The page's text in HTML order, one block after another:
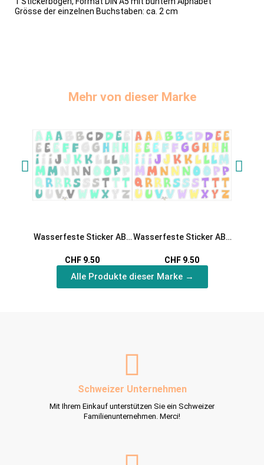
Grösse der einzelnen Buchstaben: ca. 2 cm
Mehr von dieser Marke
Wasserfeste Sticker ABC
CHF 9.50
Wasserfeste Sticker ABC
Jabalou
CHF 9.50
Alle Produkte dieser Marke →
Schweizer Unternehmen
Mit Ihrem Einkauf unterstützen Sie ein Schweizer
Familienunternehmen. Merci!